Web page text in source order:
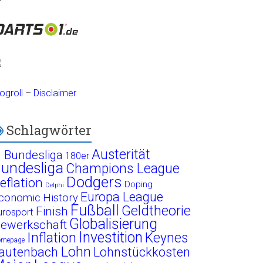
– Disclaimer
Schlagwörter
Bundesliga 180er Austerität
Champions League
Delphi Dodgers Doping
History Europa League
Finish Fußball Geldtheorie
Globalisierung
Inflation Investition Keynes
Lohn Lohnstückkosten